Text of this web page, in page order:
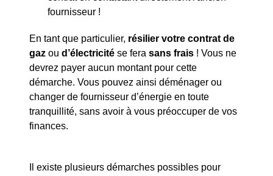
fournisseur !
En tant que particulier, résilier votre contrat de
gaz ou d’électricité se fera sans frais ! Vous ne
devrez payer aucun montant pour cette
démarche. Vous pouvez ainsi déménager ou
changer de fournisseur d’énergie en toute
tranquillité, sans avoir à vous préoccuper de vos
finances.
Il existe plusieurs démarches possibles pour